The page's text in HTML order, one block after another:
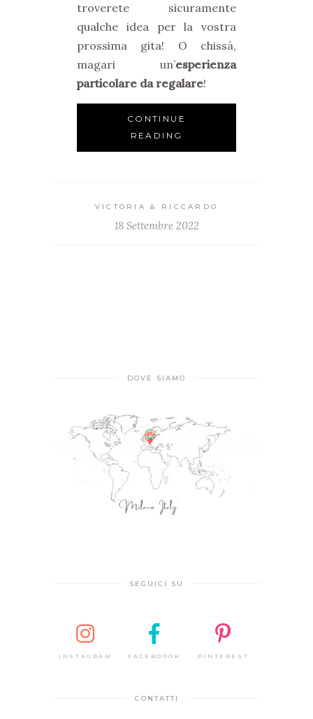
troverete sicuramente
qualche idea per la vostra
prossima gita! O chissà,
magari un’esperienza
particolare da regalare!
CONTINUE
READING
VICTORIA & RICCARDO
18 Settembre 2022
DOVE SIAMO
SEGUICI SU
INSTAGRAM FACEBOOOK PINTEREST
CONTATTI